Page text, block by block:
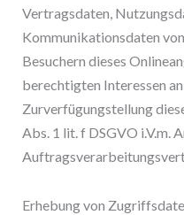
Vertragsdaten,
Kommunikationsdaten
Besuchern dieses
berechtigten Interessen
Zurverfügungstellung
Abs. 1 lit. f DSGVO i.V.m.
Erhebung von